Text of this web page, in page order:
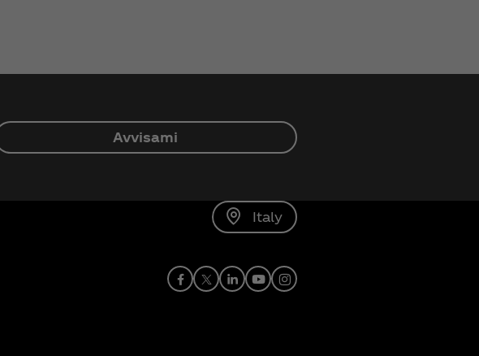
Avvisami
Italy
Facebook
X linkedin
YoutubeInstagram